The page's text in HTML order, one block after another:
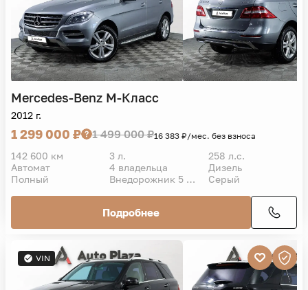
Mercedes-Benz M-Класс
2012 г.
1 299 000 ₽ 1 499 000 ₽16 383 ₽/мес. без взноса
142 600 км 3 л.
258 л.с.
Автомат
4 владельца
Дизель
Полный
Внедорожник 5 дв. Серый
Подробнее
VIN